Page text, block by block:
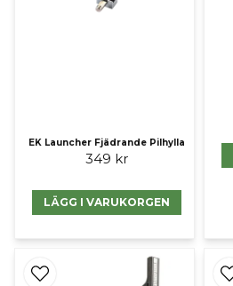
EK Launcher Fjädrande Pilhylla
349 kr
LÄGG I VARUKORGEN